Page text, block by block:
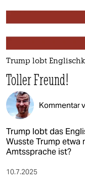
nord
wahrheit
verlag
verlag
veranstaltungen
shop
fragen & hilfe
unterstützen
Trump lobt
Toller Freund!
Kommentar
Trump lobt das
Wusste Trump etwa
Amtssprache ist?
10.7.2025